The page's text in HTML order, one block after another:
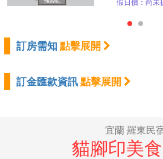
假日價：尚未
訂房需知 點擊展開
訂金匯款資訊 點擊展開
宜蘭 羅東民
貓腳印美